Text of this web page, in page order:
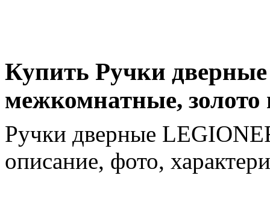
Купить Ручки
межкомнатные, золото
Ручки дверные
описание, фото,